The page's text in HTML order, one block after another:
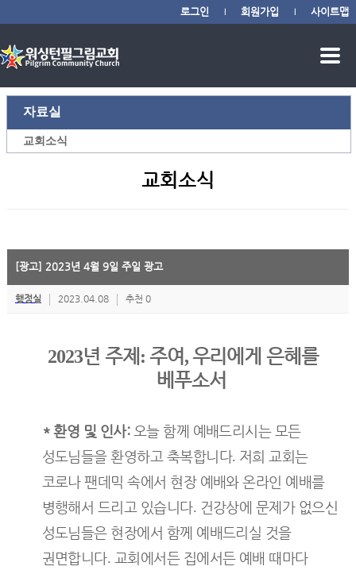
로그인 회원가입 사이트맵
자료실
교회소식
교회소식
[광고] 2023년 4월 9일 주일 광고
행정실 2023.04.08 추천 0
2023년 주제 : 주여,우리에게 은혜를
베푸소서
* 환영 및 인사: 오늘 함께 예배드리시는 모든
성도님들을 환영하고 축복합니다. 저희 교회는
코로나 팬데믹 속에서 현장 예배와 온라인 예배를
병행해서 드리고 있습니다. 건강상에 문제가 없으신
성도님들은 현장에서 함께 예배드리실 것을
권면합니다. 교회에서든 집에서든 예배 때마다